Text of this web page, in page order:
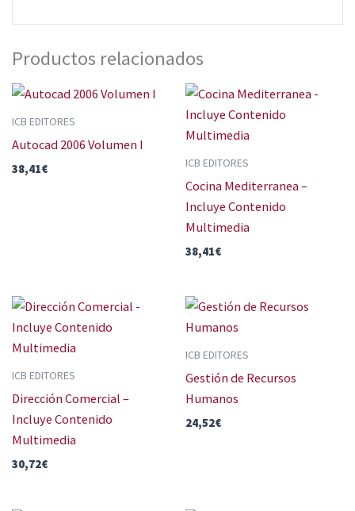
Productos relacionados
ICB EDITORES
Autocad 2006 Volumen I
38,41€ ICB EDITORES
Cocina Mediterranea –
Incluye Contenido
Multimedia
38,41€
ICB EDITORES
Dirección Comercial –
Incluye Contenido
Multimedia
30,72€
ICB EDITORES
Gestión de Recursos
Humanos
24,52€